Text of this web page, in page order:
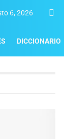
6, 2026
DICCIONARIO